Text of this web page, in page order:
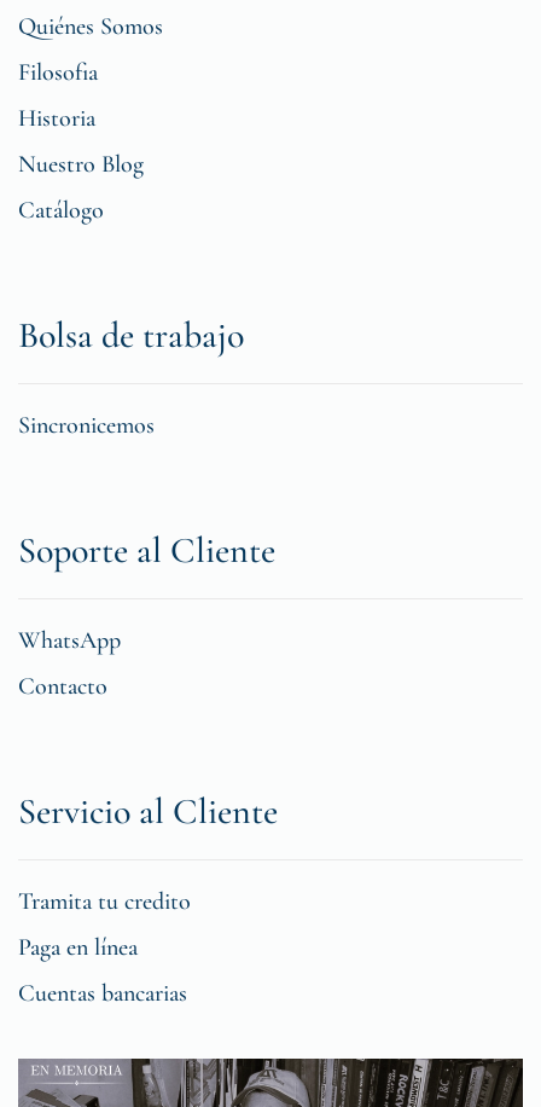
Quiénes Somos
Filosofia
Historia
Nuestro Blog
Catálogo
Bolsa de trabajo
Sincronicemos
Soporte al Cliente
WhatsApp
Contacto
Servicio al Cliente
Tramita tu credito
Paga en línea
Cuentas bancarias